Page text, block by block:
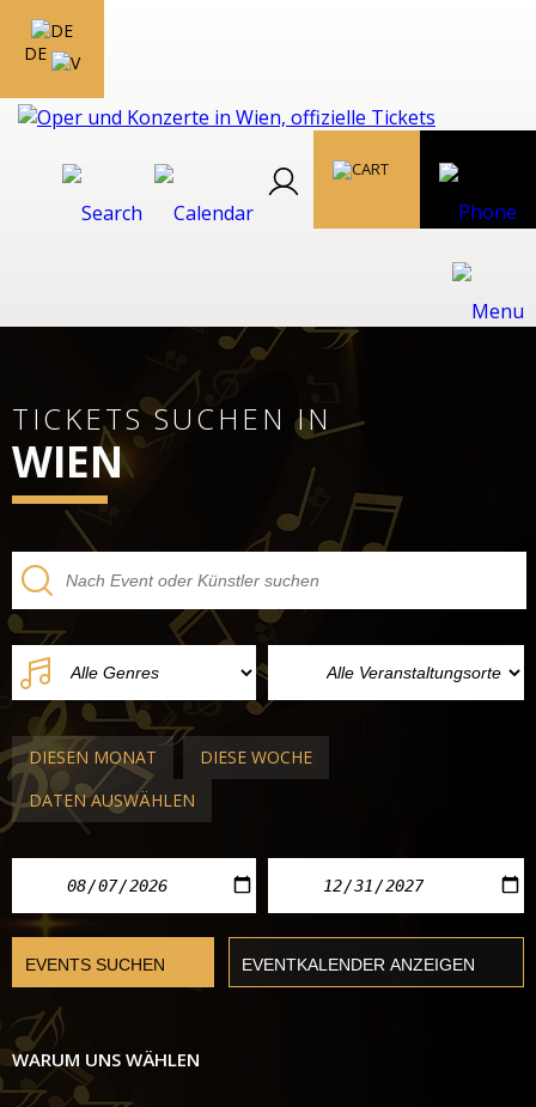
DE
TICKETS SUCHEN IN
WIEN
DIESEN MONAT
DIESE WOCHE
DATEN AUSWÄHLEN
WARUM UNS WÄHLEN